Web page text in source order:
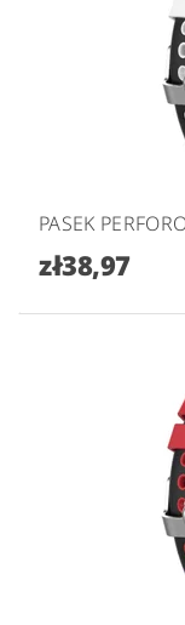
PASEK
zł38,97